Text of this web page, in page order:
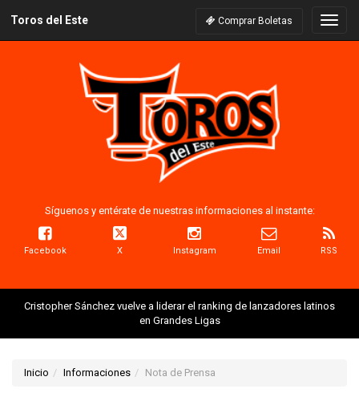
Toros del Este Comprar Boletas
Síguenos y entérate de nuestras informaciones al instante:
Facebook X Instagram Email RSS
Cristopher Sánchez vuelve a liderar el ranking de lanzadores latinos
en Grandes Ligas
Inicio Informaciones Nota de Prensa